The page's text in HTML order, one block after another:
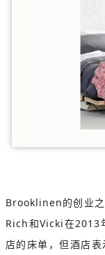
Brooklinen的创业之
Rich和Vicki在2013
店的床单，但酒店